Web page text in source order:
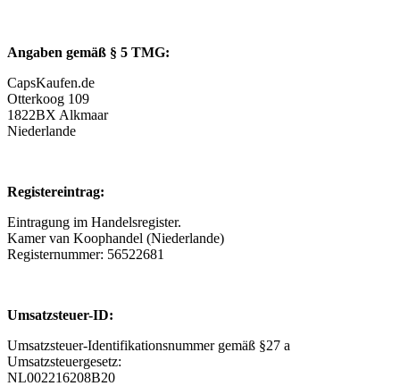
Angaben gemäß § 5 TMG:
CapsKaufen.de
Otterkoog 109
1822BX Alkmaar
Niederlande
Registereintrag:
Eintragung im Handelsregister.
Kamer van Koophandel (Niederlande)
Registernummer: 56522681
Umsatzsteuer-ID:
Umsatzsteuer-Identifikationsnummer gemäß §27 a
Umsatzsteuergesetz:
NL002216208B20